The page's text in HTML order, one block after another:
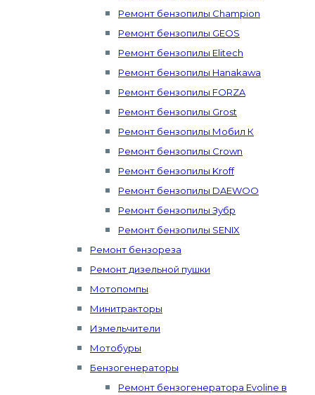
Ремонт бензопилы Champion
Ремонт бензопилы GEOS
Ремонт бензопилы Elitech
Ремонт бензопилы Hanakawa
Ремонт бензопилы FORZA
Ремонт бензопилы Grost
Ремонт бензопилы Мобил К
Ремонт бензопилы Crown
Ремонт бензопилы Kroff
Ремонт бензопилы DAEWOO
Ремонт бензопилы Зубр
Ремонт бензопилы SENIX
Ремонт бензореза
Ремонт дизельной пушки
Мотопомпы
Минитракторы
Измельчители
Мотобуры
Бензогенераторы
Ремонт бензогенератора Evoline в